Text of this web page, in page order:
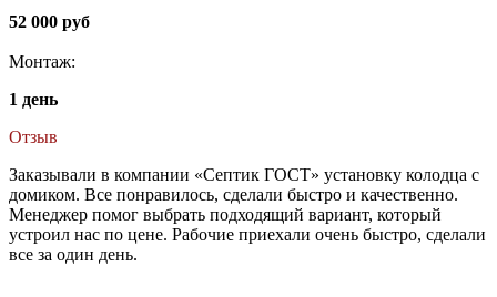
52 000 руб
Монтаж:
1 день
Отзыв
Заказывали в компании «Септик ГОСТ» установку колодца с
домиком. Все понравилось, сделали быстро и качественно.
Менеджер помог выбрать подходящий вариант, который
устроил нас по цене. Рабочие приехали очень быстро, сделали
все за один день.